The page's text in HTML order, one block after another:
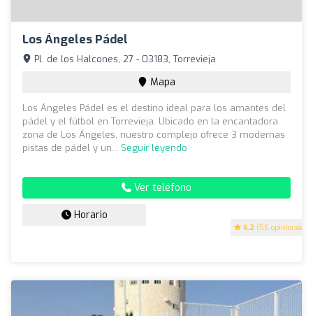
Los Ángeles Pádel
4.2 (56 opiniones)
Pl. de los Halcones, 27 - 03183, Torrevieja
Mapa
Los Ángeles Pádel es el destino ideal para los amantes del
pádel y el fútbol en Torrevieja. Ubicado en la encantadora
zona de Los Ángeles, nuestro complejo ofrece 3 modernas
pistas de pádel y un... Seguir leyendo
Ver teléfono
Horario